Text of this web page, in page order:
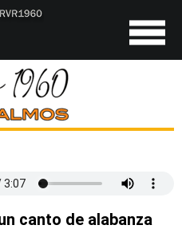
canto de alabanza